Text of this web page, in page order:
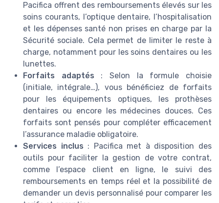
Pacifica offrent des remboursements élevés sur les
soins courants, l’optique dentaire, l’hospitalisation
et les dépenses santé non prises en charge par la
Sécurité sociale. Cela permet de limiter le reste à
charge, notamment pour les soins dentaires ou les
lunettes.
Forfaits adaptés : Selon la formule choisie
(initiale, intégrale…), vous bénéficiez de forfaits
pour les équipements optiques, les prothèses
dentaires ou encore les médecines douces. Ces
forfaits sont pensés pour compléter efficacement
l’assurance maladie obligatoire.
Services inclus : Pacifica met à disposition des
outils pour faciliter la gestion de votre contrat,
comme l’espace client en ligne, le suivi des
remboursements en temps réel et la possibilité de
demander un devis personnalisé pour comparer les